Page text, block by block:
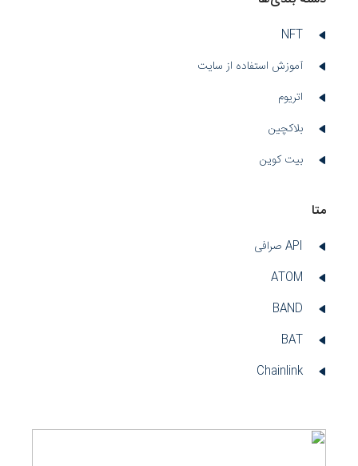
NFT
آموزش استفاده از سایت
اتریوم
بلاکچین
بیت کوین
متا
API صرافی
ATOM
BAND
BAT
Chainlink